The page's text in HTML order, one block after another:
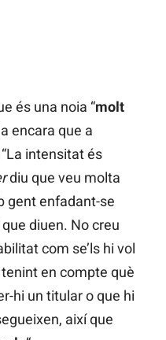
és una noia “molt
encara que a
intensitat és
diu que veu molta
gent enfadant-se
diuen. No creu
com se’ls hi vol
en compte què
hi un titular o que hi
així que